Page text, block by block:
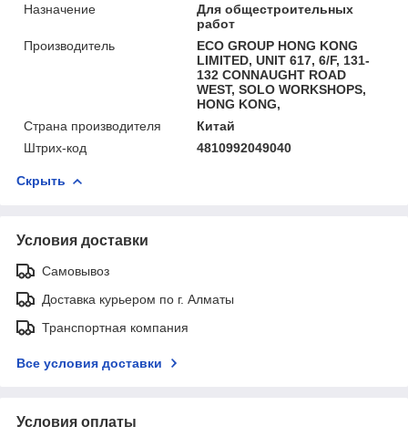
Назначение
Для общестроительных
работ
Производитель
ECO GROUP HONG KONG
LIMITED, UNIT 617, 6/F, 131-
132 CONNAUGHT ROAD
WEST, SOLO WORKSHOPS,
HONG KONG,
Страна производителя
Китай
Штрих-код
4810992049040
Скрыть
Условия доставки
Самовывоз
Доставка курьером по г. Алматы
Транспортная компания
Все условия доставки
Условия оплаты